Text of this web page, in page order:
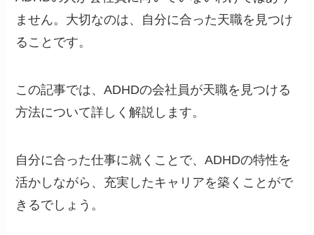
ません。大切なのは、自分に合った天職を見つけ
ることです。
この記事では、ADHDの会社員が天職を見つける
方法について詳しく解説します。
自分に合った仕事に就くことで、ADHDの特性を
活かしながら、充実したキャリアを築くことがで
きるでしょう。